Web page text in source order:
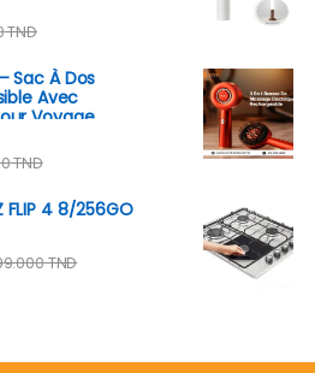
TND
Sac À Dos
Avec
Voyage
TND
FLIP 4 8/256GO
TND